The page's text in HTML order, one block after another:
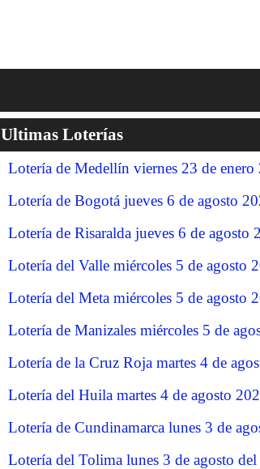
Ultimas Loterías
Lotería de Medellín viernes 23 de enero
Lotería de Bogotá jueves 6 de agosto
Lotería de Risaralda jueves 6 de agosto
Lotería del Valle miércoles 5 de agosto
Lotería del Meta miércoles 5 de agosto
Lotería de Manizales miércoles 5 de
Lotería de la Cruz Roja martes 4 de
Lotería del Huila martes 4 de agosto
Lotería de Cundinamarca lunes 3 de
Lotería del Tolima lunes 3 de agosto